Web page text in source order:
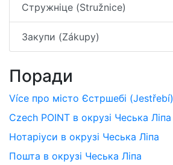
Стружніце (Stružnice)
Закупи (Zákupy)
Поради
Více про місто Єстршебі (Jestřebí)
Czech POINT в окрузі Чеська Ліпа
Нотаріуси в окрузі Чеська Ліпа
Пошта в окрузі Чеська Ліпа